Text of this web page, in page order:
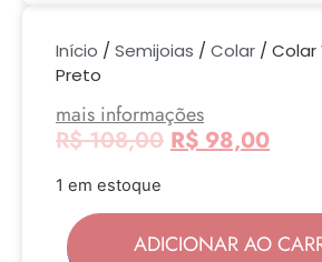
Início /Semijoias /Colar / Colar
Preto
mais informações
R$108,00 R$ 98,00
1 em estoque
ADICIONAR AO